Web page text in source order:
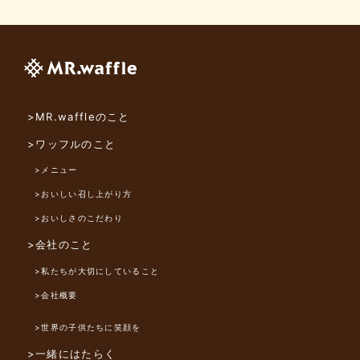
>MR.waffleのこと
>ワッフルのこと
>メニュー
>おいしい召し上がり方
>おいしさのこだわり
>会社のこと
>私たちが大切にしていること
>会社概要
>世界の子供たちに笑顔を
>一緒にはたらく